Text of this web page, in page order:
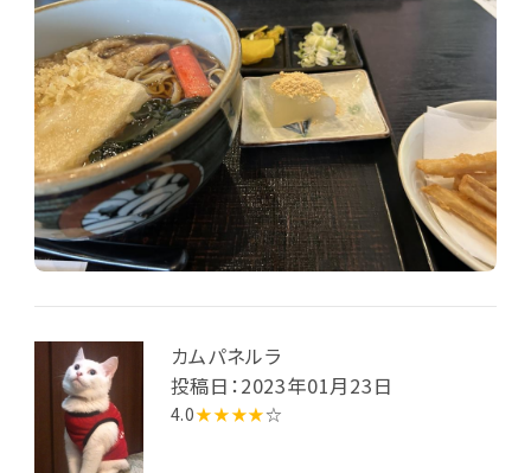
カムパネルラ
投稿日：2023年01月23日
4.0★★★★☆